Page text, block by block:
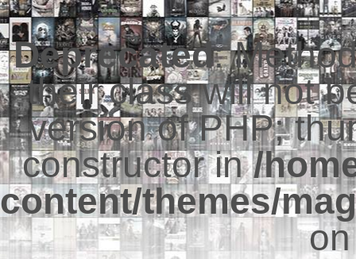
Deprecated:
their class will not
version of PHP;
constructor in/
content/themes/